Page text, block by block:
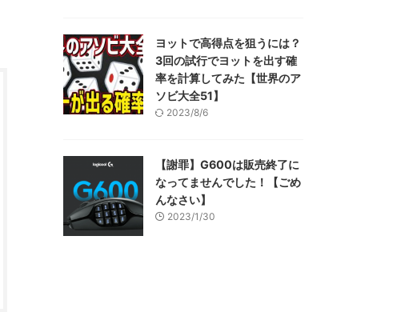
ヨットで高得点を狙うには？
3回の試行でヨットを出す確
率を計算してみた【世界のア
ソビ大全51】
2023/8/6
【謝罪】G600は販売終了に
なってませんでした！【ごめ
んなさい】
2023/1/30